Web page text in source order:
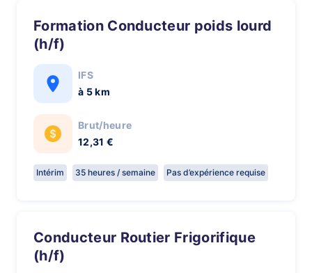
Formation Conducteur poids lourd
(h/f)
IFS
à 5 km
Brut/heure
12,31 €
Intérim 35 heures / semaine Pas d’expérience requise
Conducteur Routier Frigorifique
(h/f)